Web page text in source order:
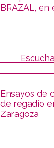
BRAZAL, en
Ensayos de
de regadío
Zaragoza